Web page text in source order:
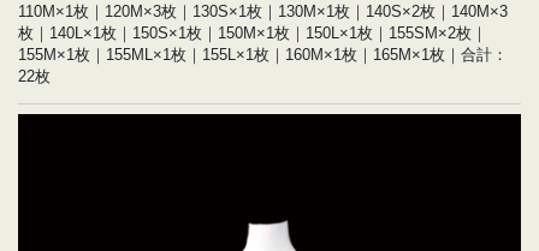
110M×1枚｜120M×3枚｜130S×1枚｜130M×1枚｜140S×2枚｜140M×3
枚｜140L×1枚｜150S×1枚｜150M×1枚｜150L×1枚｜155SM×2枚｜
155M×1枚｜155ML×1枚｜155L×1枚｜160M×1枚｜165M×1枚｜合計：
22枚